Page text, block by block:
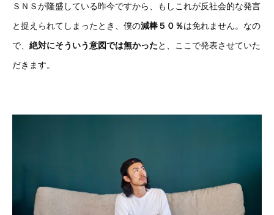
ＳＮＳが隆盛している昨今ですから、もしこれが反社会的な発言
と捉えられてしまったとき、僕の減棒５０％は免れません。なの
で、 絶対にそういう意図では無かったと、ここで発表させていた
だきます。